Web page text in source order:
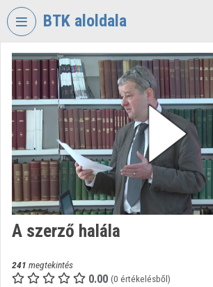
Fejléc kihagyása
BTK aloldala
VIDEOTORIUM
BÖLCSÉSZETTUDOMÁNYI
KUTATÓKÖZPONT
Intézményi kezdőlap
Bejelentkezés
Intézményi felfedezés
Kategóriák
Intézményi listák
A szerző halála
241 megtekintés
0.00 (0 értékelésből)